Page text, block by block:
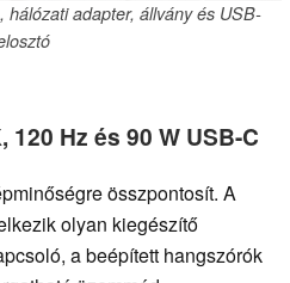
hálózati adapter, állvány és USB-
Hz és 90 W USB-C
összpontosít. A
olyan kiegészítő
a beépített hangszórók